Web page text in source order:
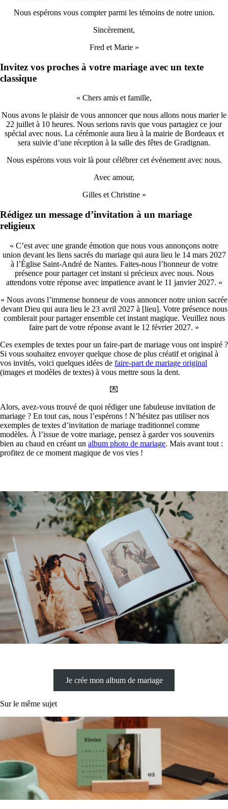
Nous espérons vous compter parmi les témoins de notre union.
Sincèrement,
Fred et Marie »
Invitez vos proches à votre mariage avec un texte
classique
« Chers amis et famille,
Nous avons le plaisir de vous annoncer que nous allons nous marier le
22 juillet à 10 heures. Nous serions ravis que vous partagiez ce jour
spécial avec nous. La cérémonie aura lieu à la mairie de Bordeaux et
sera suivie d’une réception à la salle des fêtes de Gradignan.
Nous espérons vous voir là pour célébrer cet événement avec nous.
Avec amour,
Gilles et Christine »
Rédigez un message d’invitation à un mariage
religieux
« C’est avec une grande émotion que nous vous annonçons notre
union devant les liens sacrés du mariage qui aura lieu le 14 mars 2027
à l’Église Saint-André de Nantes. Faites-nous l’honneur de votre
présence pour partager cet instant si précieux avec nous. Nous
attendons votre réponse avec impatience avant le 11 janvier 2027. »
« Nous avons l’immense honneur de vous annoncer notre union sacrée
devant Dieu qui aura lieu le 23 avril 2027 à [lieu]. Votre présence nous
comblerait pour partager ensemble cet instant magique. Veuillez nous
faire part de votre réponse avant le 12 février 2027. »
Ces exemples de textes pour un faire-part de mariage vous ont inspiré ?
Si vous souhaitez envoyer quelque chose de plus créatif et original à
vos invités, voici quelques idées de faire-part de mariage original
(images et modèles de textes) à vous mettre sous la dent.
💌
Alors, avez-vous trouvé de quoi rédiger une fabuleuse invitation de
mariage ? En tout cas, nous l’espérons ! N’hésitez pas utiliser nos
exemples de textes d’invitation de mariage traditionnel comme
modèles. À l’issue de votre mariage, pensez à garder vos souvenirs
bien au chaud en créant un album photo de mariage. Mais avant tout :
profitez de ce moment magique de vos vies !
Je crée mon album de mariage
Sur le même sujet